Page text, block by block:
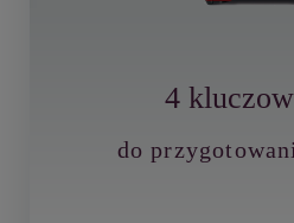
4
do